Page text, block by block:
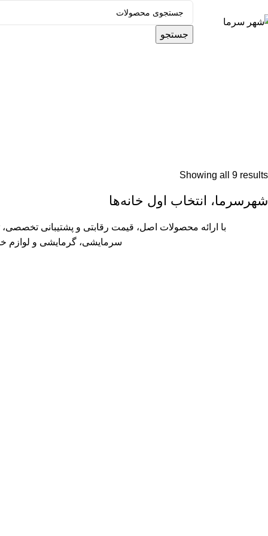
جستجو
Showing all 9 results
شهرسرما، انتخاب اول خانه‌ها
با ارائه محصولات اصل، قیمت رقابتی و پشتیبانی
سرمایشی، گرمایشی و لوازم